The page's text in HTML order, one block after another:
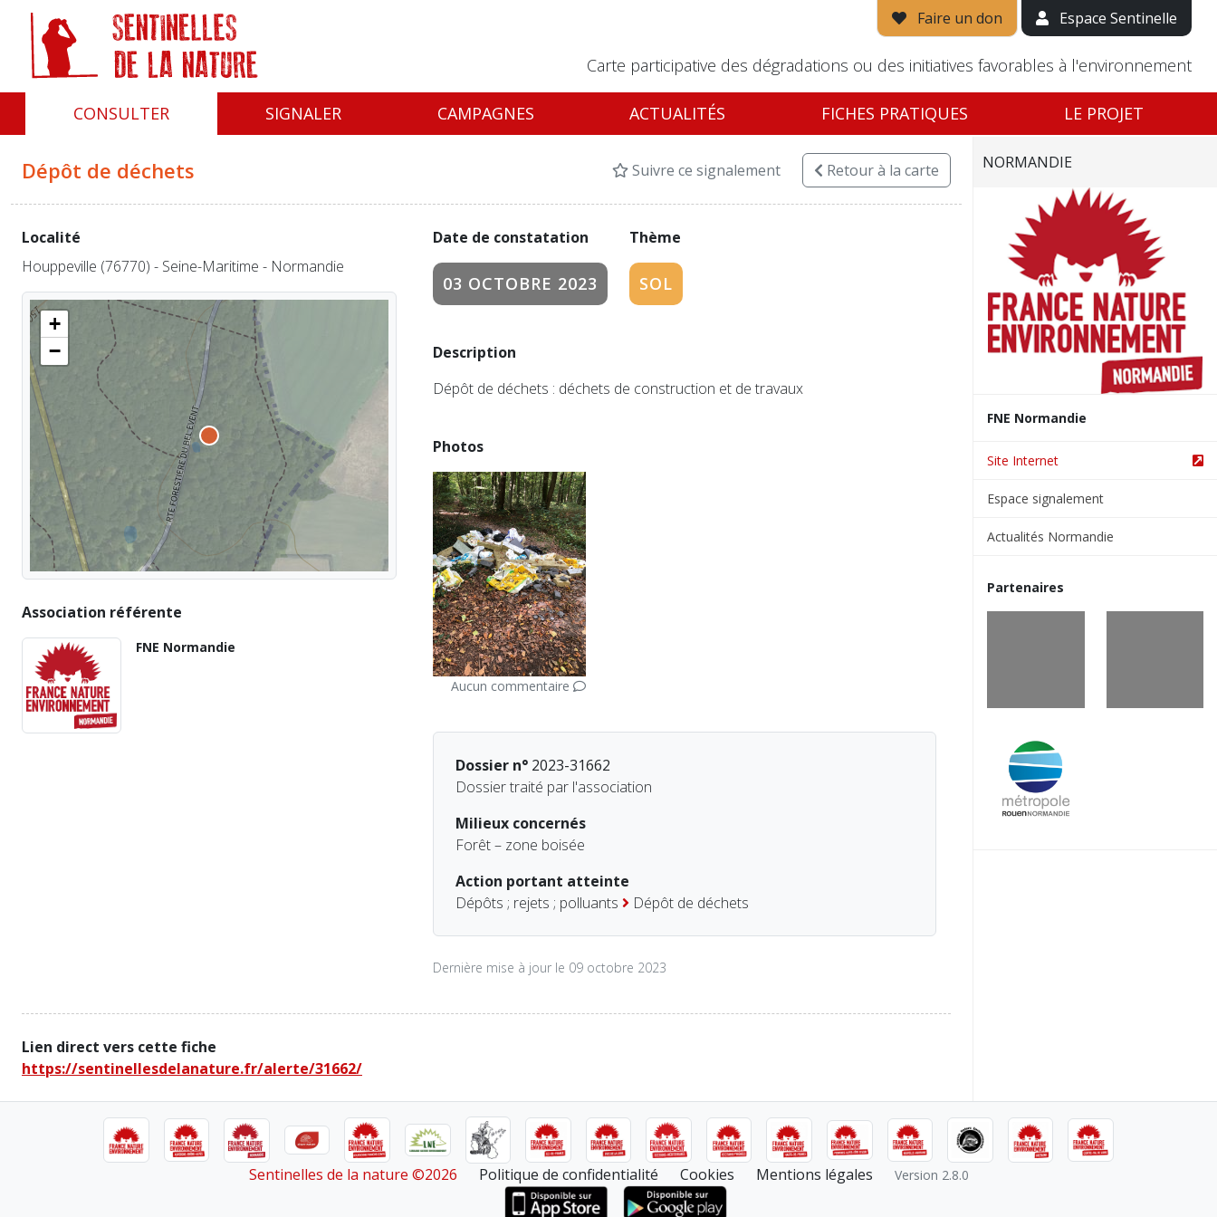
Faire un don Espace Sentinelle
Carte participative des dégradations ou des initiatives favorables à l'environnement
CONSULTER SIGNALER CAMPAGNES ACTUALITÉS FICHES PRATIQUES LE PROJET
Dépôt de déchets Suivre ce signalement Retourà la carte
Date de constatation
03 OCTOBRE 2023
Thème
SOL
Description
Dépôt de déchets : déchets de construction et de travaux
Photos
Aucun commentaire
Dossier n°2023-31662
Dossier traité par l'association
Milieux concernés
Forêt – zone boisée
Action portant atteinte
Dépôts ; rejets ; polluants
Dépôt de déchets
Dernière mise à jour le 09 octobre 2023
Localité
Houppeville (76770) - Seine-Maritime - Normandie
+
−
Association référente
FNE Normandie
Lien direct vers cette fiche
https://sentinellesdelanature.fr/alerte/31662/
NORMANDIE
FNE Normandie
Site Internet
Espace signalement
Actualités Normandie
Partenaires
Sentinelles de la nature ©2026 Politique de confidentialité Cookies Mentions légales Version 2.8.0
Panneau de gestion des cookies